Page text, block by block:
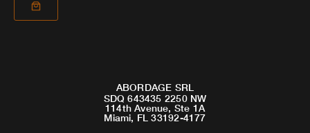
ABORDAGE SRL
SDQ 643435 2250 NW
114th Avenue, Ste 1A
Miami, FL 33192-4177